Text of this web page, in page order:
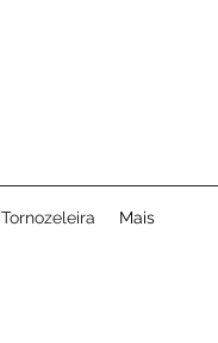
Tornozeleira Mais